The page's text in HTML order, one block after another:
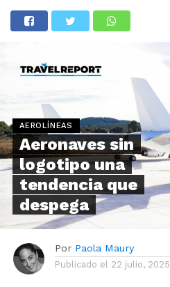
AEROLÍNEAS
Aeronaves sin
logotipo una
tendencia que
despega
Por Paola Maury
Publicado el 22 julio, 2025